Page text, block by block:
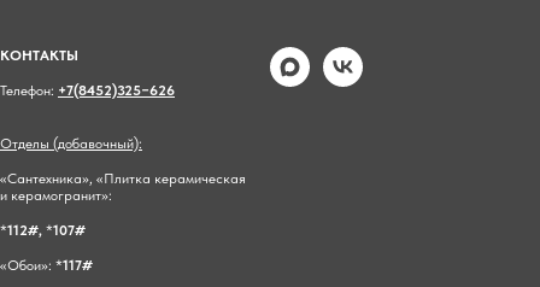
КОНТАКТЫ
Телефон: +7(8452)325−626
Отделы (добавочный):
«Сантехника», «Плитка керамическая
и керамогранит»:
*112#, *107#
«Обои»: *117#